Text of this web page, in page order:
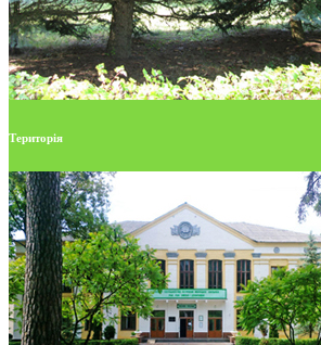
Територія